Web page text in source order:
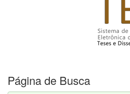
Página de Busca